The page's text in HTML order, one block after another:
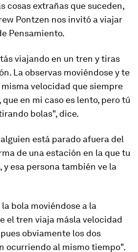
cosas extrañas que suceden,
Pontzen nos invitó a viajar
Pensamiento.
viajando en un tren y tiras
La observas moviéndose y te
misma velocidad que siempre
en mi caso es lento, pero tú
bolas", dice.
está parado afuera del
de una estación en la que tu
y esa persona también ve la
bola moviéndose a la
el tren viaja másla velocidad
obviamente los dos
ocurriendo al mismo tiempo".